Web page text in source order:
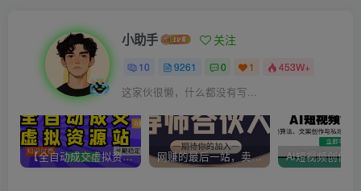
小助手 关注
10 9261 0 1 453W+
这家伙很懒，什么都没有写...
【全自动成交虚拟资源站】站长唯一陪跑项目！月入10W+~长期稳定~ 网赚的最后一站，卖项目！做网赚顶级猎食者~